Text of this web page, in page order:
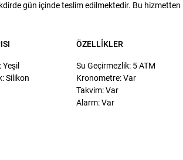
gün içinde teslim edilmektedir. Bu
Silikon
ÖZELLIKLER
Su Geçirmezlik: 5 ATM
Kronometre: Var
Takvim: Var
Alarm: Var